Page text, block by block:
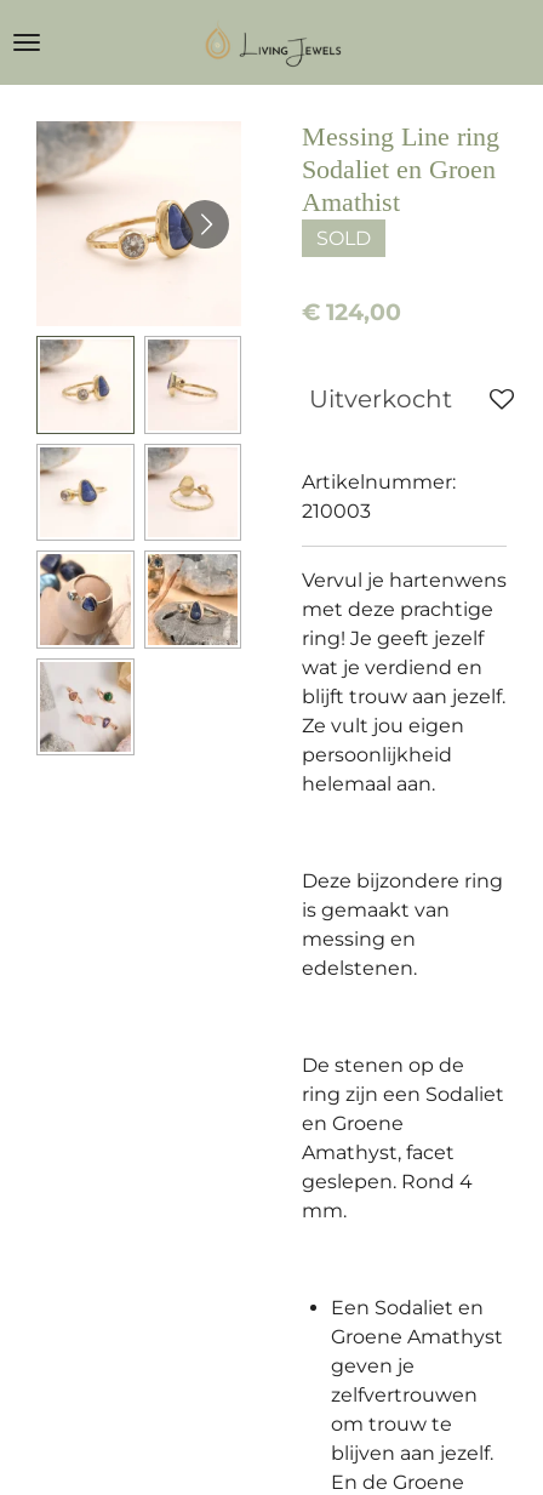
direct
naar
hoofdinhoud
Messing Line ring
Sodaliet en Groen
Amathist
SOLD
€ 124,00
Uitverkocht
Artikelnummer:
210003
Vervul je hartenwens
met deze prachtige
ring! Je geeft jezelf
wat je verdiend en
blijft trouw aan jezelf.
Ze vult jou eigen
persoonlijkheid
helemaal aan.
Deze bijzondere ring
is gemaakt van
messing en
edelstenen.
De stenen op de
ring zijn een Sodaliet
en Groene
Amathyst, facet
geslepen. Rond 4
mm.
Een Sodaliet en
Groene Amathyst
geven je
zelfvertrouwen
om trouw te
blijven aan jezelf.
En de Groene